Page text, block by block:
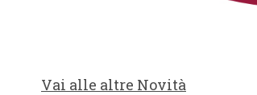
Vai alle altre Novità